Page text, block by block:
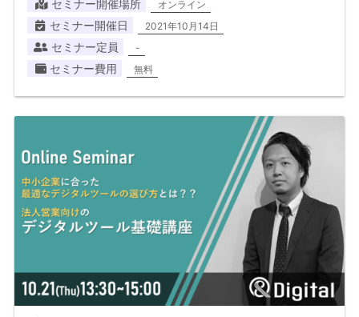
セミナー開催場所 オンライン
セミナー開催日 2021年10月14日
セミナー定員 -
セミナー費用 無料